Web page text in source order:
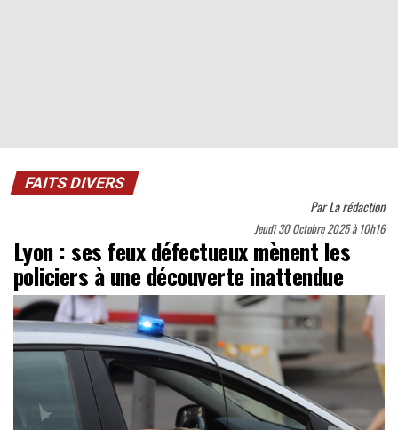
FAITS DIVERS
ParLa rédaction
Jeudi 30 Octobre 2025 à 10h16
Lyon : ses feux défectueux mènent les
policiers à une découverte inattendue